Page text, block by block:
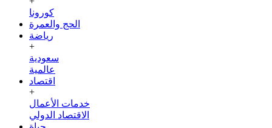
كورونا
الحج والعمرة
رياضة
+
سعودية
عالمية
اقتصاد
+
خدمات الأعمال
الاقتصاد الدولي